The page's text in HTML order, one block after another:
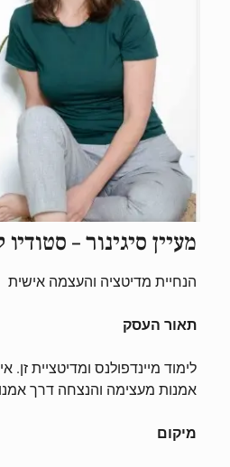
מעיין סיגינור – סטודיו
הנחיית מדיטציה והעצמה אישית
תאור העסק
לימוד מיינדפולנס ומדיטציית זן.
אמנות מעצימה והנצחה דרך
מיקום